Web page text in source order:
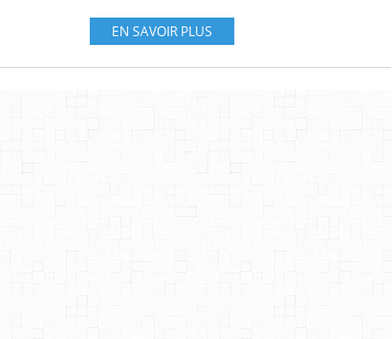
EN SAVOIR PLUS